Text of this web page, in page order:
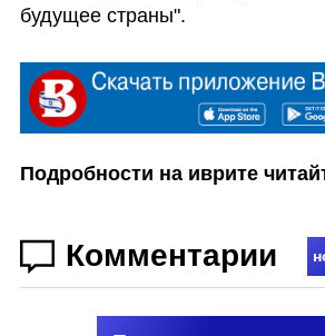
будущее страны".
Подробности на иврите
Комментарии